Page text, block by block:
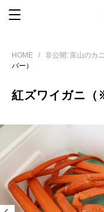
ニ
ー
へ
動
ン
ン
ツ
移
content
HOME 非公開: 富山のカ
バー）
紅ズワイガニ（